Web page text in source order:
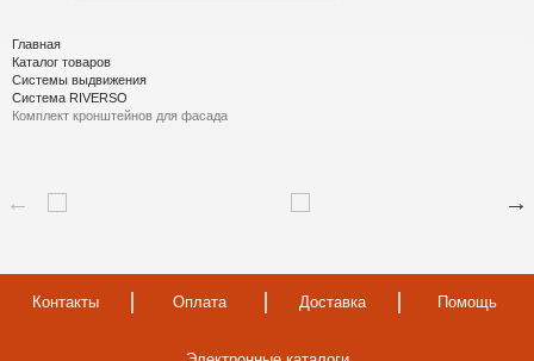
Главная
Каталог товаров
Системы выдвижения
Система RIVERSO
Комплект кронштейнов для фасада
Контакты Оплата Доставка Помощь